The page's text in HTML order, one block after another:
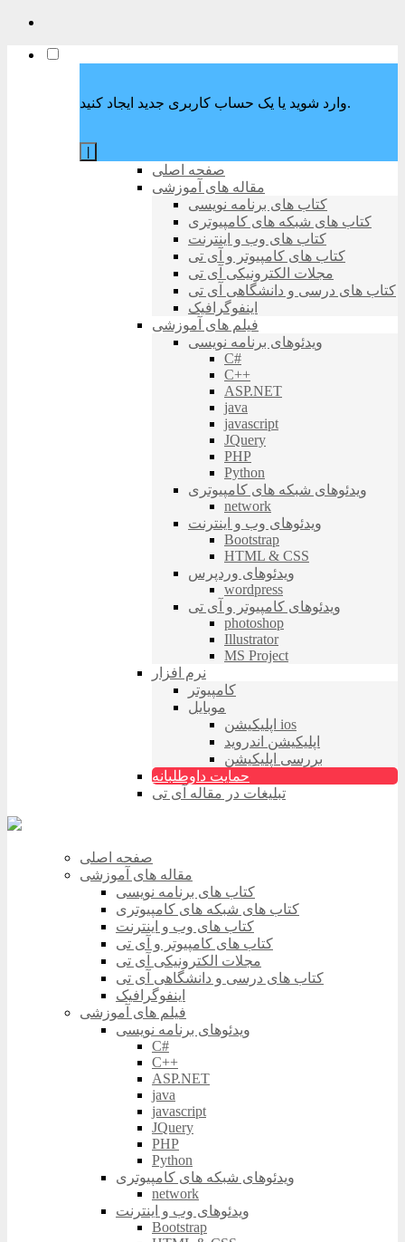
وارد شوید یا یک حساب کاربری جدید ایجاد کنید.
صفحه اصلی
مقاله های آموزشی
کتاب های برنامه نویسی
کتاب های شبکه های کامپیوتری
کتاب های وب و اینترنت
کتاب های کامپیوتر و آی تی
مجلات الکترونیکی آی تی
کتاب های درسی و دانشگاهی آی تی
اینفوگرافیک
فیلم های آموزشی
ویدئوهای برنامه نویسی
C#
C++
ASP.NET
java
javascript
JQuery
PHP
Python
ویدئوهای شبکه های کامپیوتری
network
ویدئوهای وب و اینترنت
Bootstrap
HTML & CSS
ویدئوهای وردپرس
wordpress
ویدئوهای کامپیوتر و آی تی
photoshop
Illustrator
MS Project
نرم افزار
کامپیوتر
موبایل
اپلیکیشن ios
اپلیکیشن اندروید
بررسی اپلیکیشن
حمایت داوطلبانه
تبلیغات در مقاله آی تی
صفحه اصلی
مقاله های آموزشی
کتاب های برنامه نویسی
کتاب های شبکه های کامپیوتری
کتاب های وب و اینترنت
کتاب های کامپیوتر و آی تی
مجلات الکترونیکی آی تی
کتاب های درسی و دانشگاهی آی تی
اینفوگرافیک
فیلم های آموزشی
ویدئوهای برنامه نویسی
C#
C++
ASP.NET
java
javascript
JQuery
PHP
Python
ویدئوهای شبکه های کامپیوتری
network
ویدئوهای وب و اینترنت
Bootstrap